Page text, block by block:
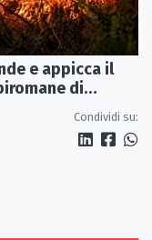
e appicca il
di
Condividi su: